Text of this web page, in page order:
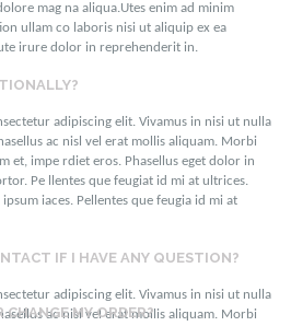
mag na aliqua.Utes enim ad minim
ullam co laboris nisi ut aliquip ex ea
irure dolor in reprehenderit in.
adipiscing elit. Vivamus in nisi ut nulla
ac nisl vel erat mollis aliquam. Morbi
et, impe rdiet eros. Phasellus eget dolor in
Pe llentes que feugiat id mi at ultrices.
iaces. Pellentes que feugia id mi at
IF I HAVE ANY QUESTION?
adipiscing elit. Vivamus in nisi ut nulla
ac nisl vel erat mollis aliquam. Morbi
MY ORDER?